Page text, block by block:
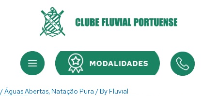
Menu Menu
/Águas Abertas, Natação Pura / By Fluvial